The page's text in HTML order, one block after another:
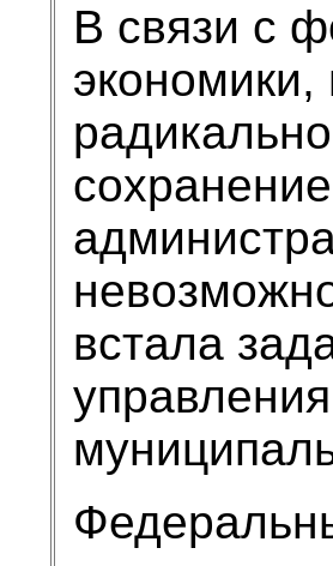
В связи с
встала